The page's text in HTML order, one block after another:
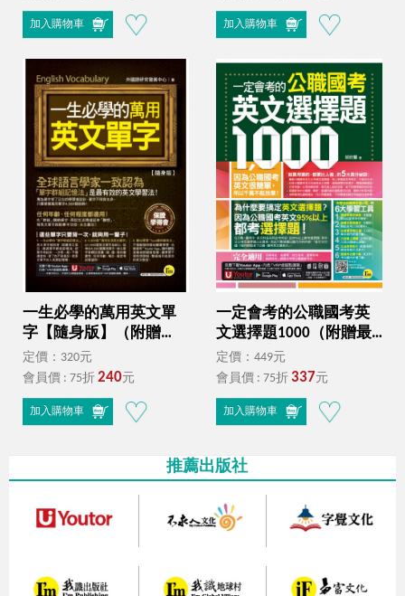
加入購物車 加入購物車
一生必學的萬用英文單
字【隨身版】（附贈
「Youtor App」內含VRP
虛擬點讀筆＋防水書
定價：320元
會員價 : 75折 240元
加入購物車
一定會考的公職國考英
文選擇題1000（附贈最
強背單字神器＋躺著也
能背單字音檔＋必背單
驗＋文法教學影片＋歷
定價：449元
會員價 : 75折 337元
加入購物車
推薦出版社